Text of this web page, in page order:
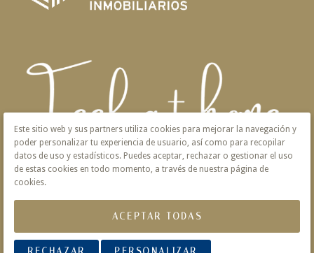
Privacidad Política de Cookies
Este sitio web y sus partners utiliza cookies para mejorar la navegación y
poder personalizar tu experiencia de usuario, así como para recopilar
datos de uso y estadísticos. Puedes aceptar, rechazar o gestionar el uso
de estas cookies en todo momento, a través de nuestra página de
cookies.
ACEPTAR TODAS